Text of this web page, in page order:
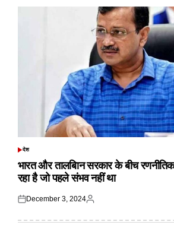
POSTED
देश
भारत और तालबिान सरकार के बीच
रहा है जो पहले संभव नहीं था
Posted
December 3, 2024
Posted